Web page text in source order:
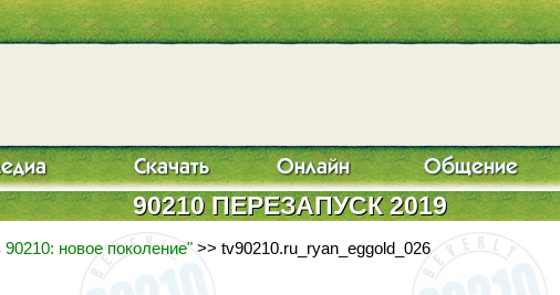
90210 ПЕРЕЗАПУСК 2019
новое поколение" >> tv90210.ru_ryan_eggold_026